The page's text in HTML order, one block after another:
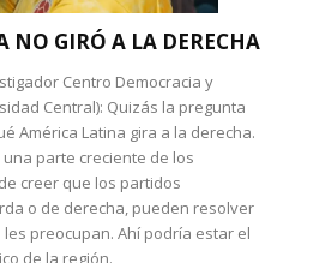
NO GIRÓ A LA DERECHA
Centro Democracia y
Central): Quizás la pregunta
América Latina gira a la derecha.
parte creciente de los
creer que los partidos
o de derecha, pueden resolver
preocupan. Ahí podría estar el
de la región.